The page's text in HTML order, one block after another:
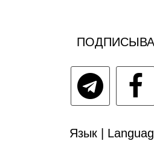
Язык |